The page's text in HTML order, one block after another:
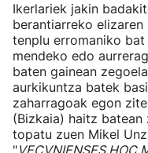
Ikerlariek jakin
berantiarreko elizaren
tenplu erromaniko
mendeko edo
baten gainean
aurkikuntza batek
zaharragoak egon
(Bizkaia) haitz
topatu zuen Mikel
"VECVNIENSES HOC